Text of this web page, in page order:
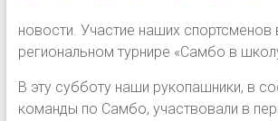
новости. Участие наших спортсменов
региональном турнире «Самбо в
В эту субботу наши рукопашники, в
команды по Самбо, участвовали в